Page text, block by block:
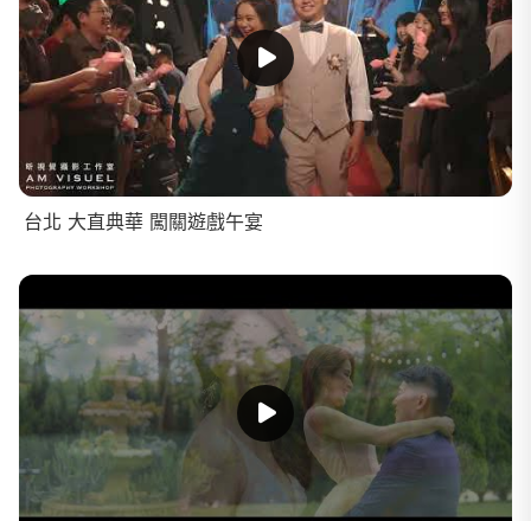
台北 大直典華 闖關遊戲午宴